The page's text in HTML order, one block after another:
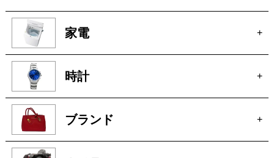
家電 +
時計 +
ブランド +